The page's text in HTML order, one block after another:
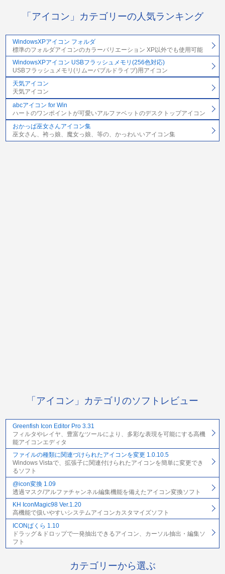
「アイコン」カテゴリーの人気ランキング
WindowsXPアイコン フォルダ
標準のフォルダアイコンのカラーバリエーション XP以外でも使用可能
WindowsXPアイコン USBフラッシュメモリ(256色対応)
USBフラッシュメモリ(リムーバブルドライブ)用アイコン
天気アイコン
天気アイコン
abcアイコン for Win
ハートのワンポイントが可愛いアルファベットのデスクトップアイコン
おかっぱ巫女さんアイコン集
巫女さん、袴っ娘、魔女っ娘、等の、かっわいいアイコン集
「アイコン」カテゴリのソフトレビュー
Greenfish Icon Editor Pro 3.31
フィルタやレイヤ、豊富なツールにより、多彩な表現を可能にする高機
能アイコンエディタ
ファイルの種類に関連づけられたアイコンを変更 1.0.10.5
Windows Vistaで、拡張子に関連付けられたアイコンを簡単に変更でき
るソフト
@icon変換 1.09
透過マスク/アルファチャンネル編集機能を備えたアイコン変換ソフト
KH IconMagic98 Ver.1.20
高機能で扱いやすいシステムアイコンカスタマイズソフト
ICONぱくら 1.10
ドラッグ＆ドロップで一発抽出できるアイコン、カーソル抽出・編集ソ
フト
カテゴリーから選ぶ